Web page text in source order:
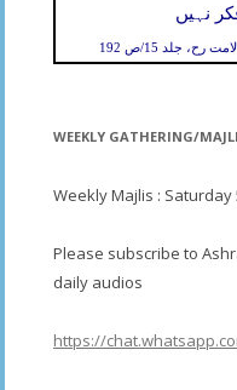
نہیں
جلد 15/ص 192
WEEKLY GATHERING/
Weekly Majlis : Saturday
Please subscribe to
daily audios
https://